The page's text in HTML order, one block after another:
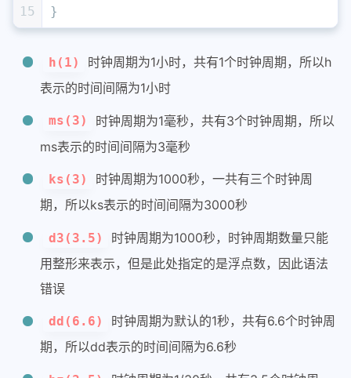
15
}
h(1)
时钟周期为1小时，共有1个时钟周期，所以h
表示的时间间隔为1小时
ms(3)
时钟周期为1毫秒，共有3个时钟周期，所以
ms表示的时间间隔为3毫秒
ks(3)
时钟周期为1000秒，一共有三个时钟周
期，所以ks表示的时间间隔为3000秒
d3(3.5)
时钟周期为1000秒，时钟周期数量只能
用整形来表示，但是此处指定的是浮点数，因此语法
错误
dd(6.6)
时钟周期为默认的1秒，共有6.6个时钟周
期，所以dd表示的时间间隔为6.6秒